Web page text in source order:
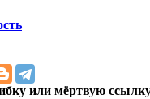
или мёртвую